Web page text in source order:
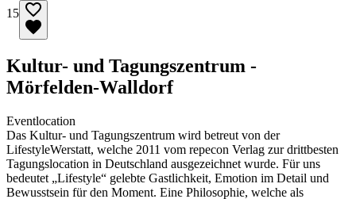
15
Kultur- und Tagungszentrum -
Mörfelden-Walldorf
Eventlocation
Das Kultur- und Tagungszentrum wird betreut von der
LifestyleWerstatt, welche 2011 vom repecon Verlag zur drittbesten
Tagungslocation in Deutschland ausgezeichnet wurde. Für uns
bedeutet „Lifestyle“ gelebte Gastlichkeit, Emotion im Detail und
Bewusstsein für den Moment. Eine Philosophie, welche als